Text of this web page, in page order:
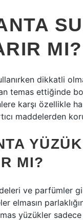
MI?
dikkatli
temas ettiğinde
karşı özellikle
maddelerden
MI?
ve parfümler
elmasın
yüzükler